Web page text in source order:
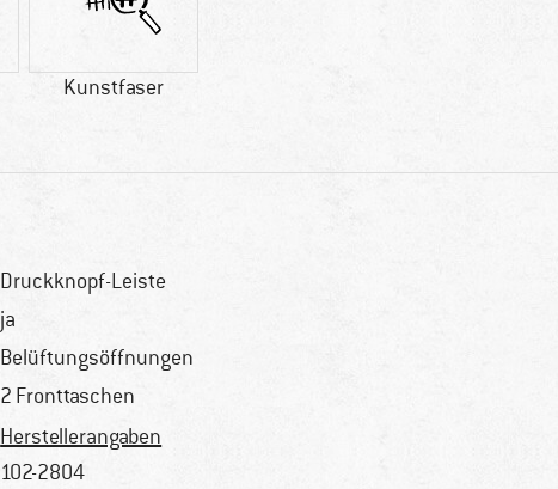
Kunstfaser
Druckknopf-Leiste
ja
Belüftungsöffnungen
2 Fronttaschen
Herstellerangaben
102-2804